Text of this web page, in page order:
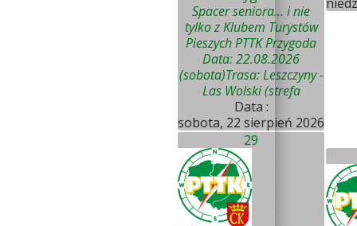
Spacer seniora... i nie
tylko z Klubem Turystów
Pieszych PTTK Przygoda
Data: 22.08.2026
(sobota)Trasa: Leszczyny -
Las Wolski (strefa
Data :
sobota, 22 sierpień 2026
29